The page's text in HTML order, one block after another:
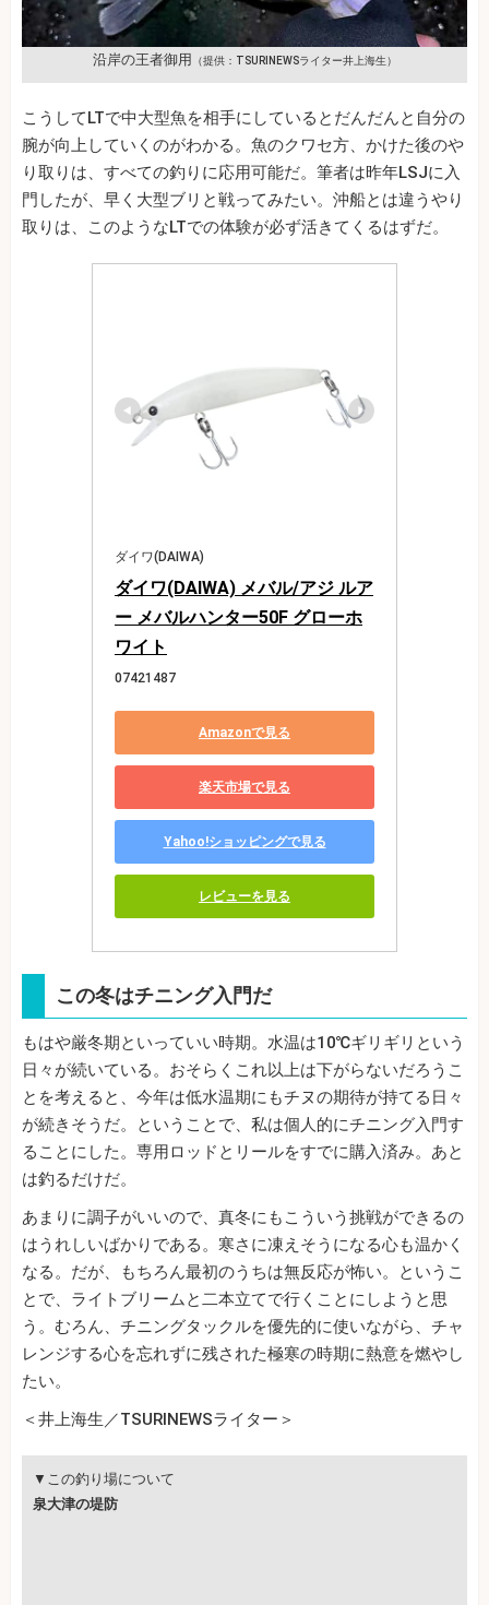
沿岸の王者御用 （提供：TSURINEWSライター井上海生）
こうしてLTで中大型魚を相手にしているとだんだんと自分の
腕が向上していくのがわかる。魚のクワセ方、かけた後のや
り取りは、すべての釣りに応用可能だ。筆者は昨年LSJに入
門したが、早く大型ブリと戦ってみたい。沖船とは違うやり
取りは、このようなLTでの体験が必ず活きてくるはずだ。
ダイワ(DAIWA)
ダイワ(DAIWA) メバル/アジ ルア
ー メバルハンター50F グローホ
ワイト
07421487
Amazonで見る
楽天市場で見る
Yahoo!ショッピングで見る
レビューを見る
この冬はチニング入門だ
もはや厳冬期といっていい時期。水温は10℃ギリギリという
日々が続いている。おそらくこれ以上は下がらないだろうこ
とを考えると、今年は低水温期にもチヌの期待が持てる日々
が続きそうだ。ということで、私は個人的にチニング入門す
ることにした。専用ロッドとリールをすでに購入済み。あと
は釣るだけだ。
あまりに調子がいいので、真冬にもこういう挑戦ができるの
はうれしいばかりである。寒さに凍えそうになる心も温かく
なる。だが、もちろん最初のうちは無反応が怖い。というこ
とで、ライトブリームと二本立てで行くことにしようと思
う。むろん、チニングタックルを優先的に使いながら、チャ
レンジする心を忘れずに残された極寒の時期に熱意を燃やし
たい。
＜井上海生／TSURINEWSライター＞
▼この釣り場について
泉大津の堤防